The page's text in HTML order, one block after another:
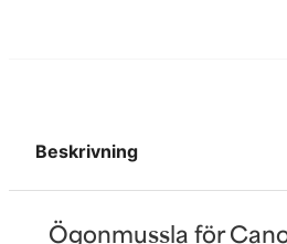
Beskrivning
Ögonmussla för